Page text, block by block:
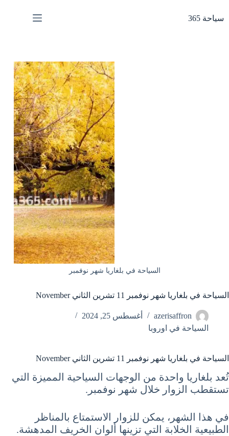
المحتوى
سياحة 365
السياحة في بلغاريا شهر نوفمبر
السياحة في بلغاريا شهر نوفمبر 11 تشرين الثاني November
azerisaffron
أغسطس 25, 2024
السياحة في اوروبا
السياحة في بلغاريا شهر نوفمبر 11 تشرين الثاني November
تُعد بلغاريا واحدة من الوجهات السياحية المميزة التي
تستقطب الزوار خلال شهر نوفمبر.
في هذا الشهر، يمكن للزوار الاستمتاع بالمناظر
الطبيعية الخلابة التي تزينها ألوان الخريف المدهشة.